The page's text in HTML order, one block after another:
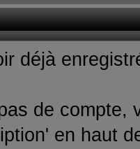
déjà
de compte,
en haut